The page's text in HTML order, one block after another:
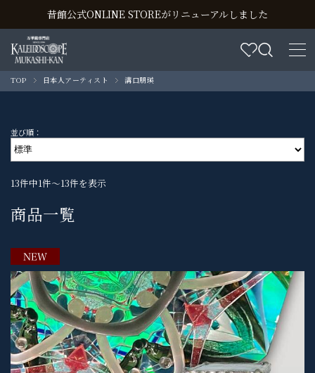
昔館公式ONLINE STOREがリニューアルしました
TOP 日本人アーティスト 溝口朋瑛
並び順：
13件中1件～13件を表示
商品一覧